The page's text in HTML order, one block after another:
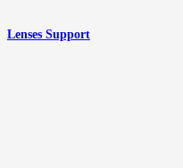
Lenses Support